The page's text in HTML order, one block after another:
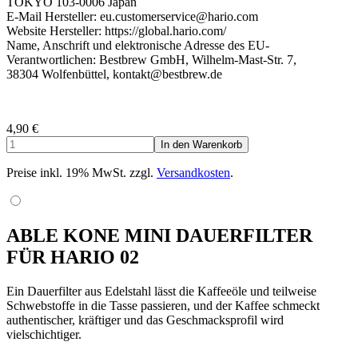
E-Mail Hersteller: eu.customerservice@hario.com
Website Hersteller: https://global.hario.com/
Name, Anschrift und elektronische Adresse des EU-
Verantwortlichen: Bestbrew GmbH, Wilhelm-Mast-Str. 7,
38304 Wolfenbüttel, kontakt@bestbrew.de
4,90 €
Preise inkl. 19% MwSt. zzgl. Versandkosten.
ABLE KONE MINI DAUERFILTER
FÜR HARIO 02
Ein Dauerfilter aus Edelstahl lässt die Kaffeeöle und teilweise
Schwebstoffe in die Tasse passieren, und der Kaffee schmeckt
authentischer, kräftiger und das Geschmacksprofil wird
vielschichtiger.